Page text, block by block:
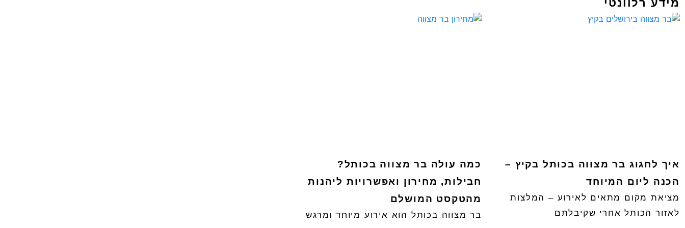
מידע רלוונטי
איך לחגוג בר מצווה בכותל בקיץ –
הכנה ליום המיוחד
מציאת מקום מתאים לאירוע – המלצות
לאזור הכותל אחרי שקיבלתם
כמה עולה בר מצווה בכותל?
חבילות, מחירון ואפשרויות ליהנות
מהטקסט המושלם
בר מצווה בכותל הוא אירוע מיוחד ומרגש